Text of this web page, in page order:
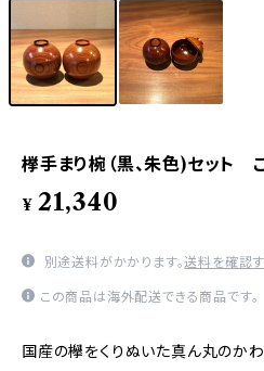
﨔手まり椀（黒、朱色)セット
¥ 21,340
別途送料がかかります。送料を確認
この商品は海外配送できる商品です。
国産の欅をくりぬいた真ん丸のか